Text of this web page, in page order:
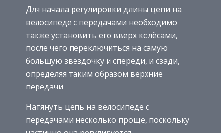
Для начала регулировки длины цепи на
велосипеде с передачами необходимо
также установить его вверх колёсами,
после чего переключиться на самую
большую звёздочку и спереди, и сзади,
определяя таким образом верхние
передачи
Натянуть цепь на велосипеде с
передачами несколько проще, поскольку